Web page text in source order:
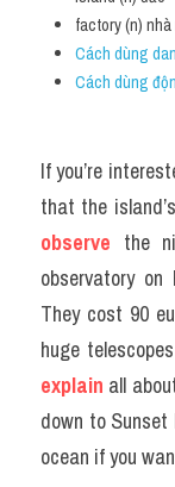
factory (n) nhà
Cách dùng
Cách dùng
If you’re
observe the
observatory
They cost 90
explain all
down to
ocean if you